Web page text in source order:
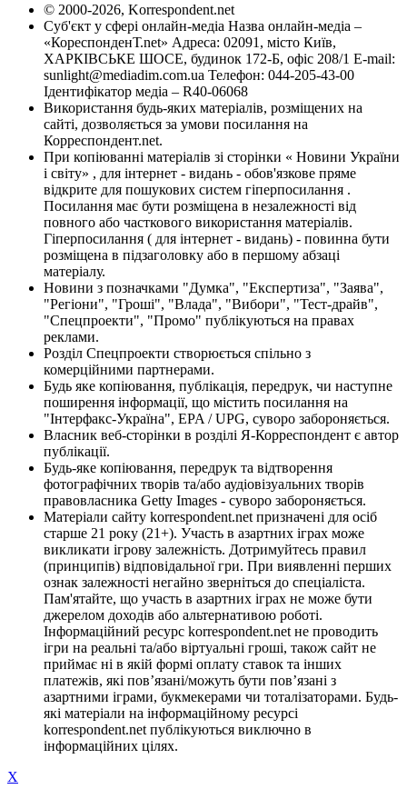
© 2000-2026, Korrespondent.net
Суб'єкт у сфері онлайн-медіа Назва онлайн-медіа –
«КореспонденТ.net» Адреса: 02091, місто Київ,
ХАРКІВСЬКЕ ШОСЕ, будинок 172-Б, офіс 208/1 E-mail:
sunlight@mediadim.com.ua Телефон: 044-205-43-00
Ідентифікатор медіа – R40-06068
Використання будь-яких матеріалів, розміщених на
сайті, дозволяється за умови посилання на
Корреспондент.net.
При копіюванні матеріалів зі сторінки « Новини України
і світу» , для інтернет - видань - обов'язкове пряме
відкрите для пошукових систем гіперпосилання .
Посилання має бути розміщена в незалежності від
повного або часткового використання матеріалів.
Гіперпосилання ( для інтернет - видань) - повинна бути
розміщена в підзаголовку або в першому абзаці
матеріалу.
Новини з позначками "Думка", "Експертиза", "Заява",
"Регіони", "Гроші", "Влада", "Вибори", "Тест-драйв",
"Спецпроекти", "Промо" публікуються на правах
реклами.
Розділ Спецпроекти створюється спільно з
комерційними партнерами.
Будь яке копіювання, публікація, передрук, чи наступне
поширення інформації, що містить посилання на
"Інтерфакс-Україна", EPA / UPG, суворо забороняється.
Власник веб-сторінки в розділі Я-Корреспондент є автор
публікації.
Будь-яке копіювання, передрук та відтворення
фотографічних творів та/або аудіовізуальних творів
правовласника Getty Images - суворо забороняється.
Матеріали сайту korrespondent.net призначені для осіб
старше 21 року (21+). Участь в азартних іграх може
викликати ігрову залежність. Дотримуйтесь правил
(принципів) відповідальної гри. При виявленні перших
ознак залежності негайно зверніться до спеціаліста.
Пам'ятайте, що участь в азартних іграх не може бути
джерелом доходів або альтернативою роботі.
Інформаційний ресурс korrespondent.net не проводить
ігри на реальні та/або віртуальні гроші, також сайт не
приймає ні в якій формі оплату ставок та інших
платежів, які пов’язані/можуть бути пов’язані з
азартними іграми, букмекерами чи тоталізаторами. Будь-
які матеріали на інформаційному ресурсі
korrespondent.net публікуються виключно в
інформаційних цілях.
X